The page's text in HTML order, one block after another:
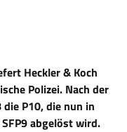
Heckler & Koch
Polizei. Nach der
P10, die nun in
abgelöst wird.